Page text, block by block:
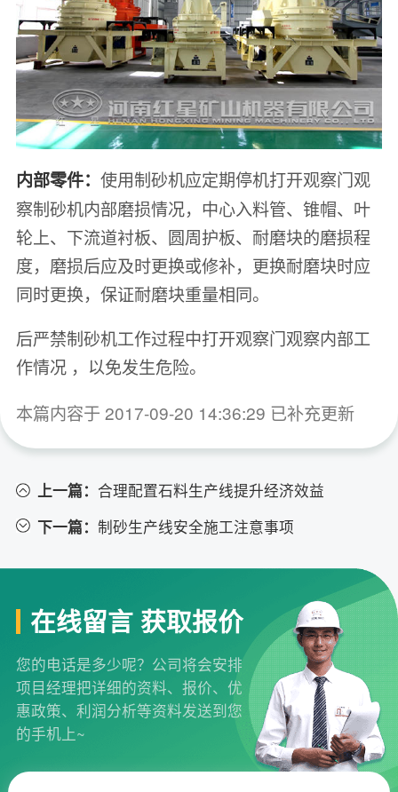
内部零件： 使用制砂机应定期停机打开观察门观
察制砂机内部磨损情况，中心入料管、锥帽、叶
轮上、下流道衬板、圆周护板、耐磨块的磨损程
度，磨损后应及时更换或修补，更换耐磨块时应
同时更换，保证耐磨块重量相同。
后严禁制砂机工作过程中打开观察门观察内部工
作情况 ，以免发生危险。
本篇内容于 2017-09-20 14:36:29 已补充更新
上一篇： 合理配置石料生产线提升经济效益
下一篇： 制砂生产线安全施工注意事项
在线留言 获取报价
您的电话是多少呢？公司将会安排
项目经理把详细的资料、报价、优
惠政策、利润分析等资料发送到您
的手机上~